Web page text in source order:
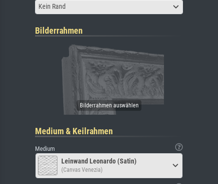
Kein Rand
Bilderrahmen
Medium & Keilrahmen
Medium
Leinwand Leonardo (Satin)
(Canvas Venezia)